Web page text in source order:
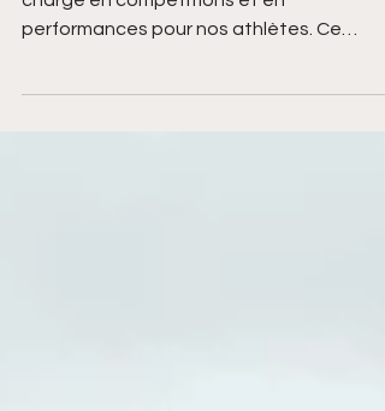
Ce week-end a une nouvelle fois été bien
chargé en compétitions et en
samedi, les bejamin·e·s et...